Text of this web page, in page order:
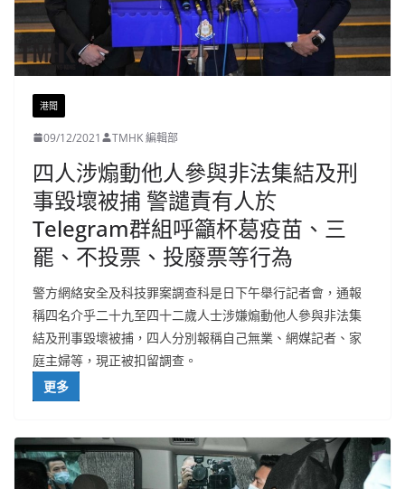
港聞
09/12/2021 TMHK 編輯部
四人涉煽動他人參與非法集結及刑
事毀壞被捕 警譴責有人於
Telegram群組呼籲杯葛疫苗、三
罷、不投票、投廢票等行為
警方網絡安全及科技罪案調查科是日下午舉行記者會，通報
稱四名介乎二十九至四十二歲人士涉嫌煽動他人參與非法集
結及刑事毀壞被捕，四人分別報稱自己無業、網媒記者、家
庭主婦等，現正被扣留調查。
更多